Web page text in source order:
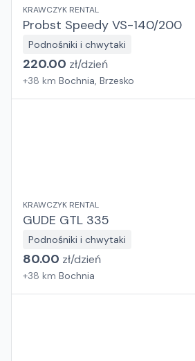
KRAWCZYK RENTAL
Probst Speedy VS-140/200
Podnośniki i chwytaki
220.00 zł/dzień
+38 km Bochnia, Brzesko
KRAWCZYK RENTAL
GUDE GTL 335
Podnośniki i chwytaki
80.00 zł/dzień
+38 km Bochnia